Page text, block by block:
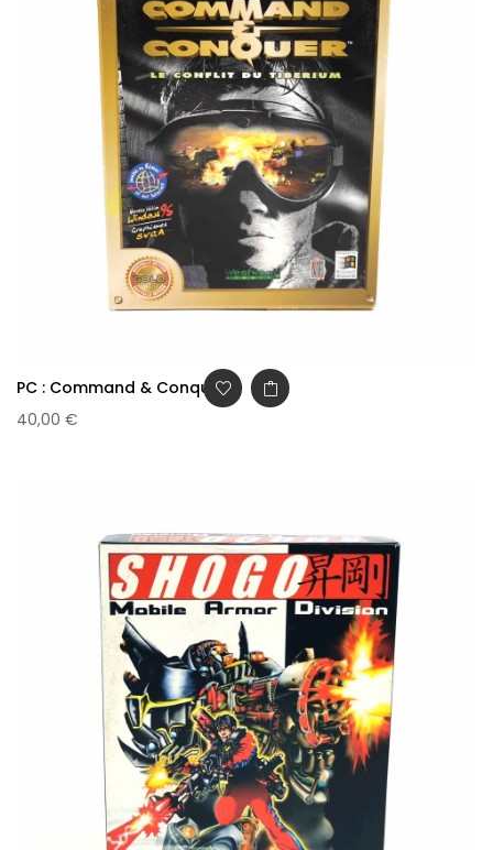
PC : Command & Conquer
40,00 €